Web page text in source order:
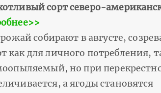
сорт северо-
собирают в августе,
для личного потребления,
но при
а ягоды становятся